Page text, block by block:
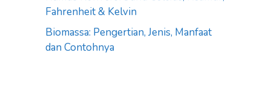
Fahrenheit & Kelvin
Biomassa: Pengertian, Jenis, Manfaat
dan Contohnya